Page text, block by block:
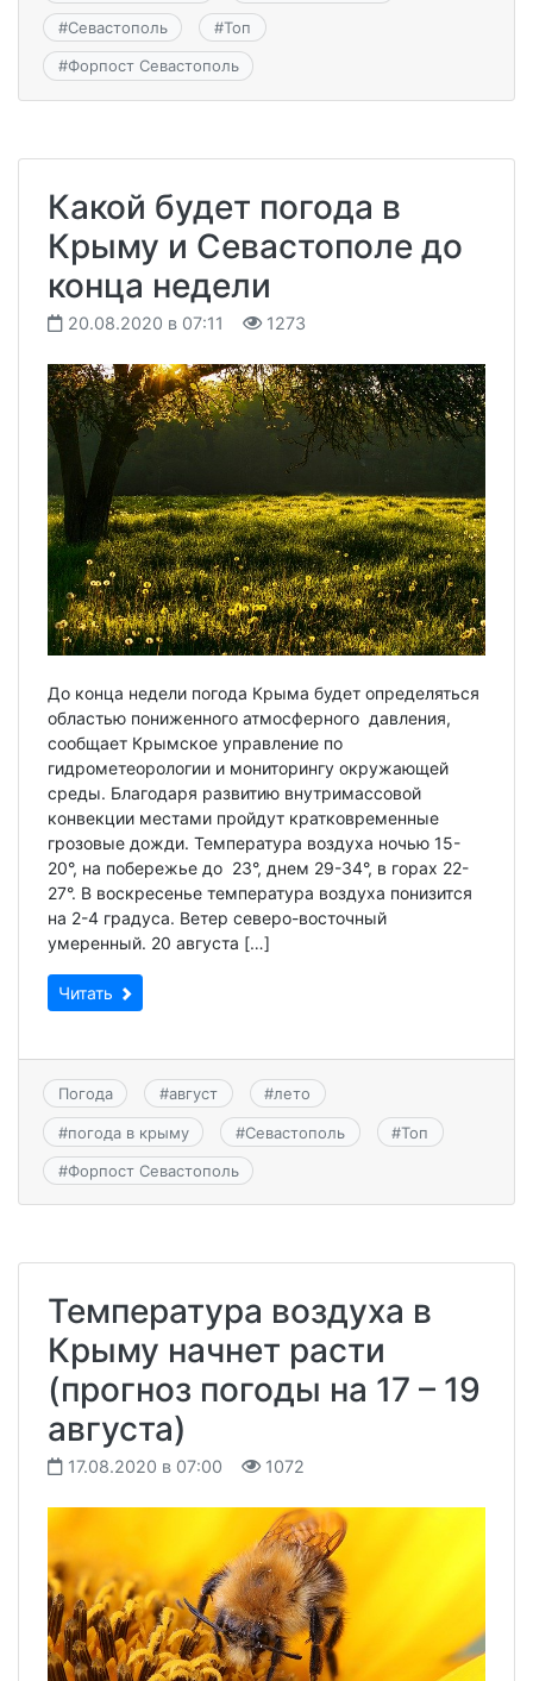
#Севастополь #Топ
#Форпост Севастополь
Какой будет погода в
Крыму и Севастополе до
конца недели
20.08.2020 в 07:11 1273
До конца недели погода Крыма будет определяться
областью пониженного атмосферного давления,
сообщает Крымское управление по
гидрометеорологии и мониторингу окружающей
среды. Благодаря развитию внутримассовой
конвекции местами пройдут кратковременные
грозовые дожди. Температура воздуха ночью 15-
20°, на побережье до 23°, днем 29-34°, в горах 22-
27°. В воскресенье температура воздуха понизится
на 2-4 градуса. Ветер северо-восточный
умеренный. 20 августа […]
Читать
Погода #август #лето
#погода в крыму #Севастополь #Топ
#Форпост Севастополь
Температура воздуха в
Крыму начнет расти
(прогноз погоды на 17 – 19
августа)
17.08.2020 в 07:00 1072